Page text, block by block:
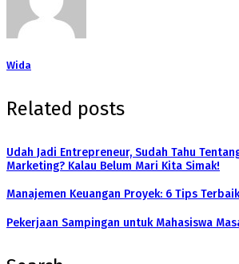
Wida
Related posts
Udah Jadi Entrepreneur, Sudah Tahu
Marketing? Kalau Belum Mari Kita Simak!
Manajemen Keuangan Proyek: 6 Tips
Pekerjaan Sampingan untuk Mahasiswa